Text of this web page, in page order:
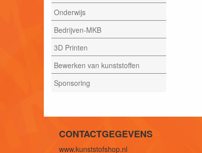
Onderwijs
Bedrijven-MKB
3D Printen
Bewerken van kunststoffen
Sponsoring
CONTACTGEGEVENS
www.kunststofshop.nl